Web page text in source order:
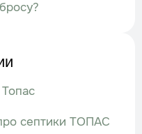
септики ТОПАС